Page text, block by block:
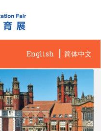
English 简体中文